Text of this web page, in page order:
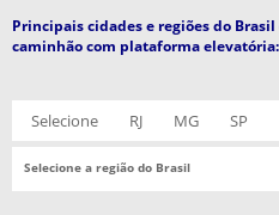
COMUNICAÇÃO VISUAL PARA
COMPRAR FRONT LIGHT
Principais cidades e regiões do
caminhão com plataforma elevatória:
Selecione RJ MG SP
Selecione a região do Brasil